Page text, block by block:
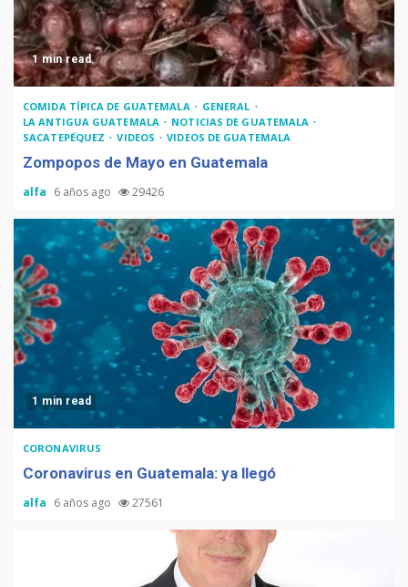
Adiós Cédula de Vecindad
Sonrisas
1 min read
COMIDA TÍPICA DE GUATEMALA
GENERAL
LA ANTIGUA GUATEMALA
NOTICIAS DE GUATEMALA
SACATEPÉQUEZ
VIDEOS VIDEOS DE GUATEMALA
Zompopos de Mayo en Guatemala
alfa 6 años ago 29426
1 min read
CORONAVIRUS
Coronavirus en Guatemala: ya llegó
alfa 6 años ago 27561